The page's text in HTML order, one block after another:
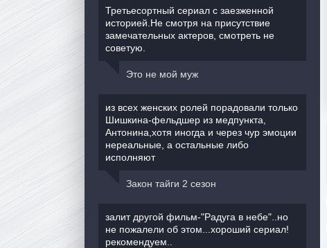
Третьесортный сериал с заезженной
историей.Не смотря на присутствие
замечательных актеров, смотреть не
советую.
Это не мой муж
из всех женских ролей порадовали только
Шишкина-фельдшер из медпункта,
Антонина,хотя иногда и через чур эмоции
нереальные, а остальные либо
исполняют
Закон тайги 2 сезон
залит другой фильм-"Радуга в небе"..но
не пожалели об этом...хороший сериал!
рекомендуем..